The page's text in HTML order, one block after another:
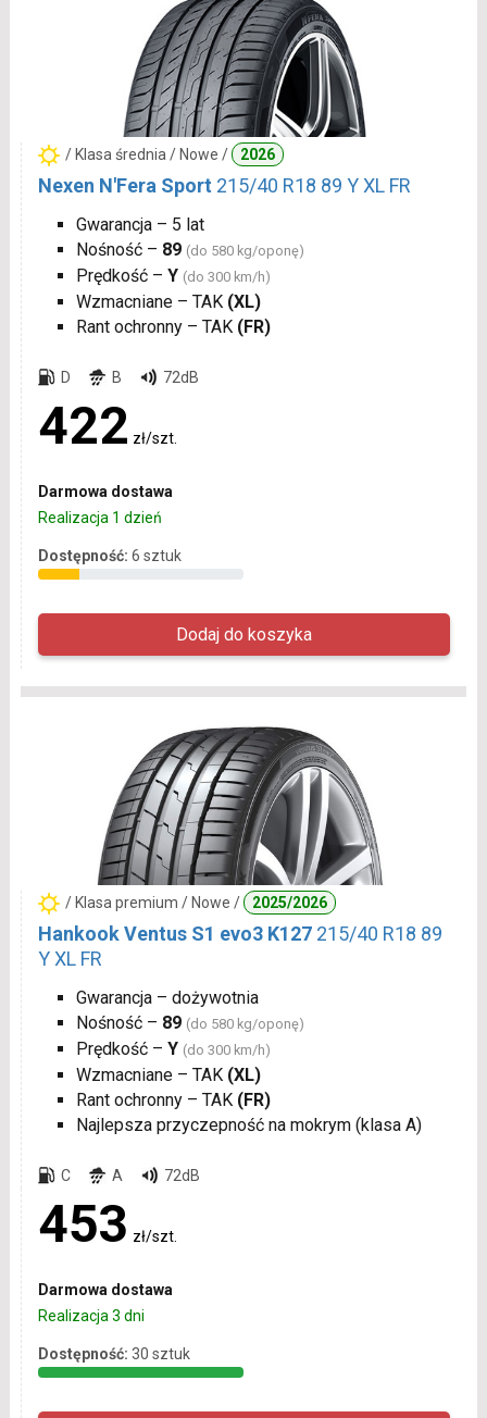
/ Klasa średnia / Nowe / 2026
Nexen N'Fera Sport 215/40 R18 89 Y XL FR
Gwarancja – 5 lat
Nośność – 89 (do 580 kg/oponę)
Prędkość – Y (do 300 km/h)
Wzmacniane – TAK (XL)
Rant ochronny – TAK (FR)
D B 72dB
422 zł/szt.
Darmowa dostawa
Realizacja 1 dzień
Dostępność: 6 sztuk
/ Klasa premium / Nowe / 2025/2026
Hankook Ventus S1 evo3 K127 215/40 R18 89
Y XL FR
Gwarancja – dożywotnia
Nośność – 89 (do 580 kg/oponę)
Prędkość – Y (do 300 km/h)
Wzmacniane – TAK (XL)
Rant ochronny – TAK (FR)
Najlepsza przyczepność na mokrym (klasa A)
C A 72dB
453 zł/szt.
Darmowa dostawa
Realizacja 3 dni
Dostępność: 30 sztuk